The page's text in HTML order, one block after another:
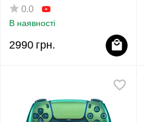
0.0
В наявності
2990 грн.